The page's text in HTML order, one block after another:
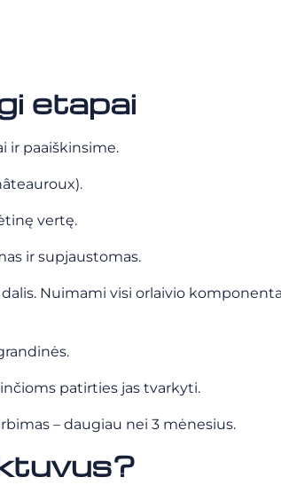
etapai
ir paaiškinsime.
vertę.
ir supjaustomas.
Nuimami visi orlaivio
patirties jas tvarkyti.
– daugiau nei 3 mėnesius.